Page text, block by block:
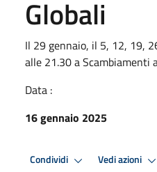
Globali
Il 29 gennaio, il 5, 12, 19,
alle 21.30 a Scambiamenti
Data :
16 gennaio 2025
Condividi Vedi azioni